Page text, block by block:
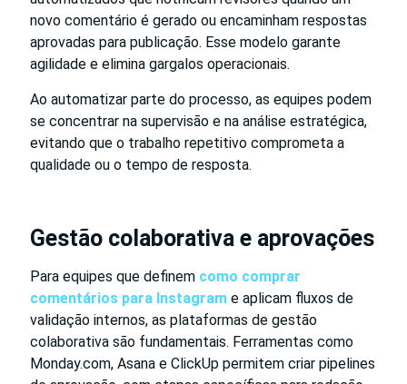
novo comentário é gerado ou encaminham respostas
aprovadas para publicação. Esse modelo garante
agilidade e elimina gargalos operacionais.
Ao automatizar parte do processo, as equipes podem
se concentrar na supervisão e na análise estratégica,
evitando que o trabalho repetitivo comprometa a
qualidade ou o tempo de resposta.
Gestão colaborativa e aprovações
Para equipes que definem como comprar
comentários para Instagram e aplicam fluxos de
validação internos, as plataformas de gestão
colaborativa são fundamentais. Ferramentas como
Monday.com, Asana e ClickUp permitem criar pipelines